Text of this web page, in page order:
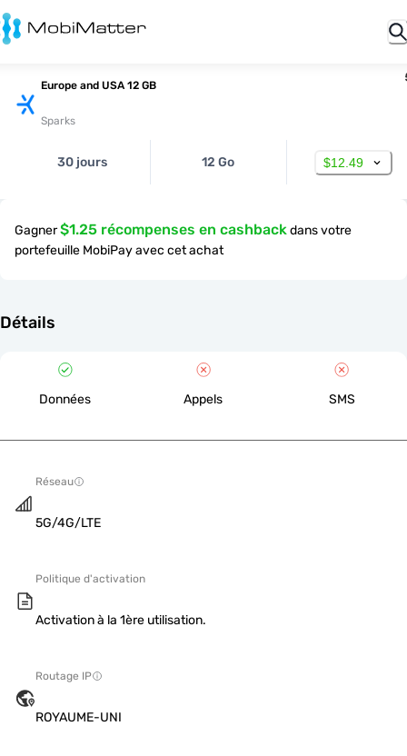
Europe and USA 12 GB
Sparks
30 jours 12 Go $12.49
Gagner$1.25 récompenses en cashbackdans votre
portefeuille MobiPay avec cet achat
Détails
Données Appels SMS
Réseau
5G/4G/LTE
Politique d'activation
Activation à la 1ère utilisation.
Routage IP
ROYAUME-UNI